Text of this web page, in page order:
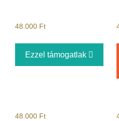
48.000 Ft
Ezzel támogatlak
48.000 Ft